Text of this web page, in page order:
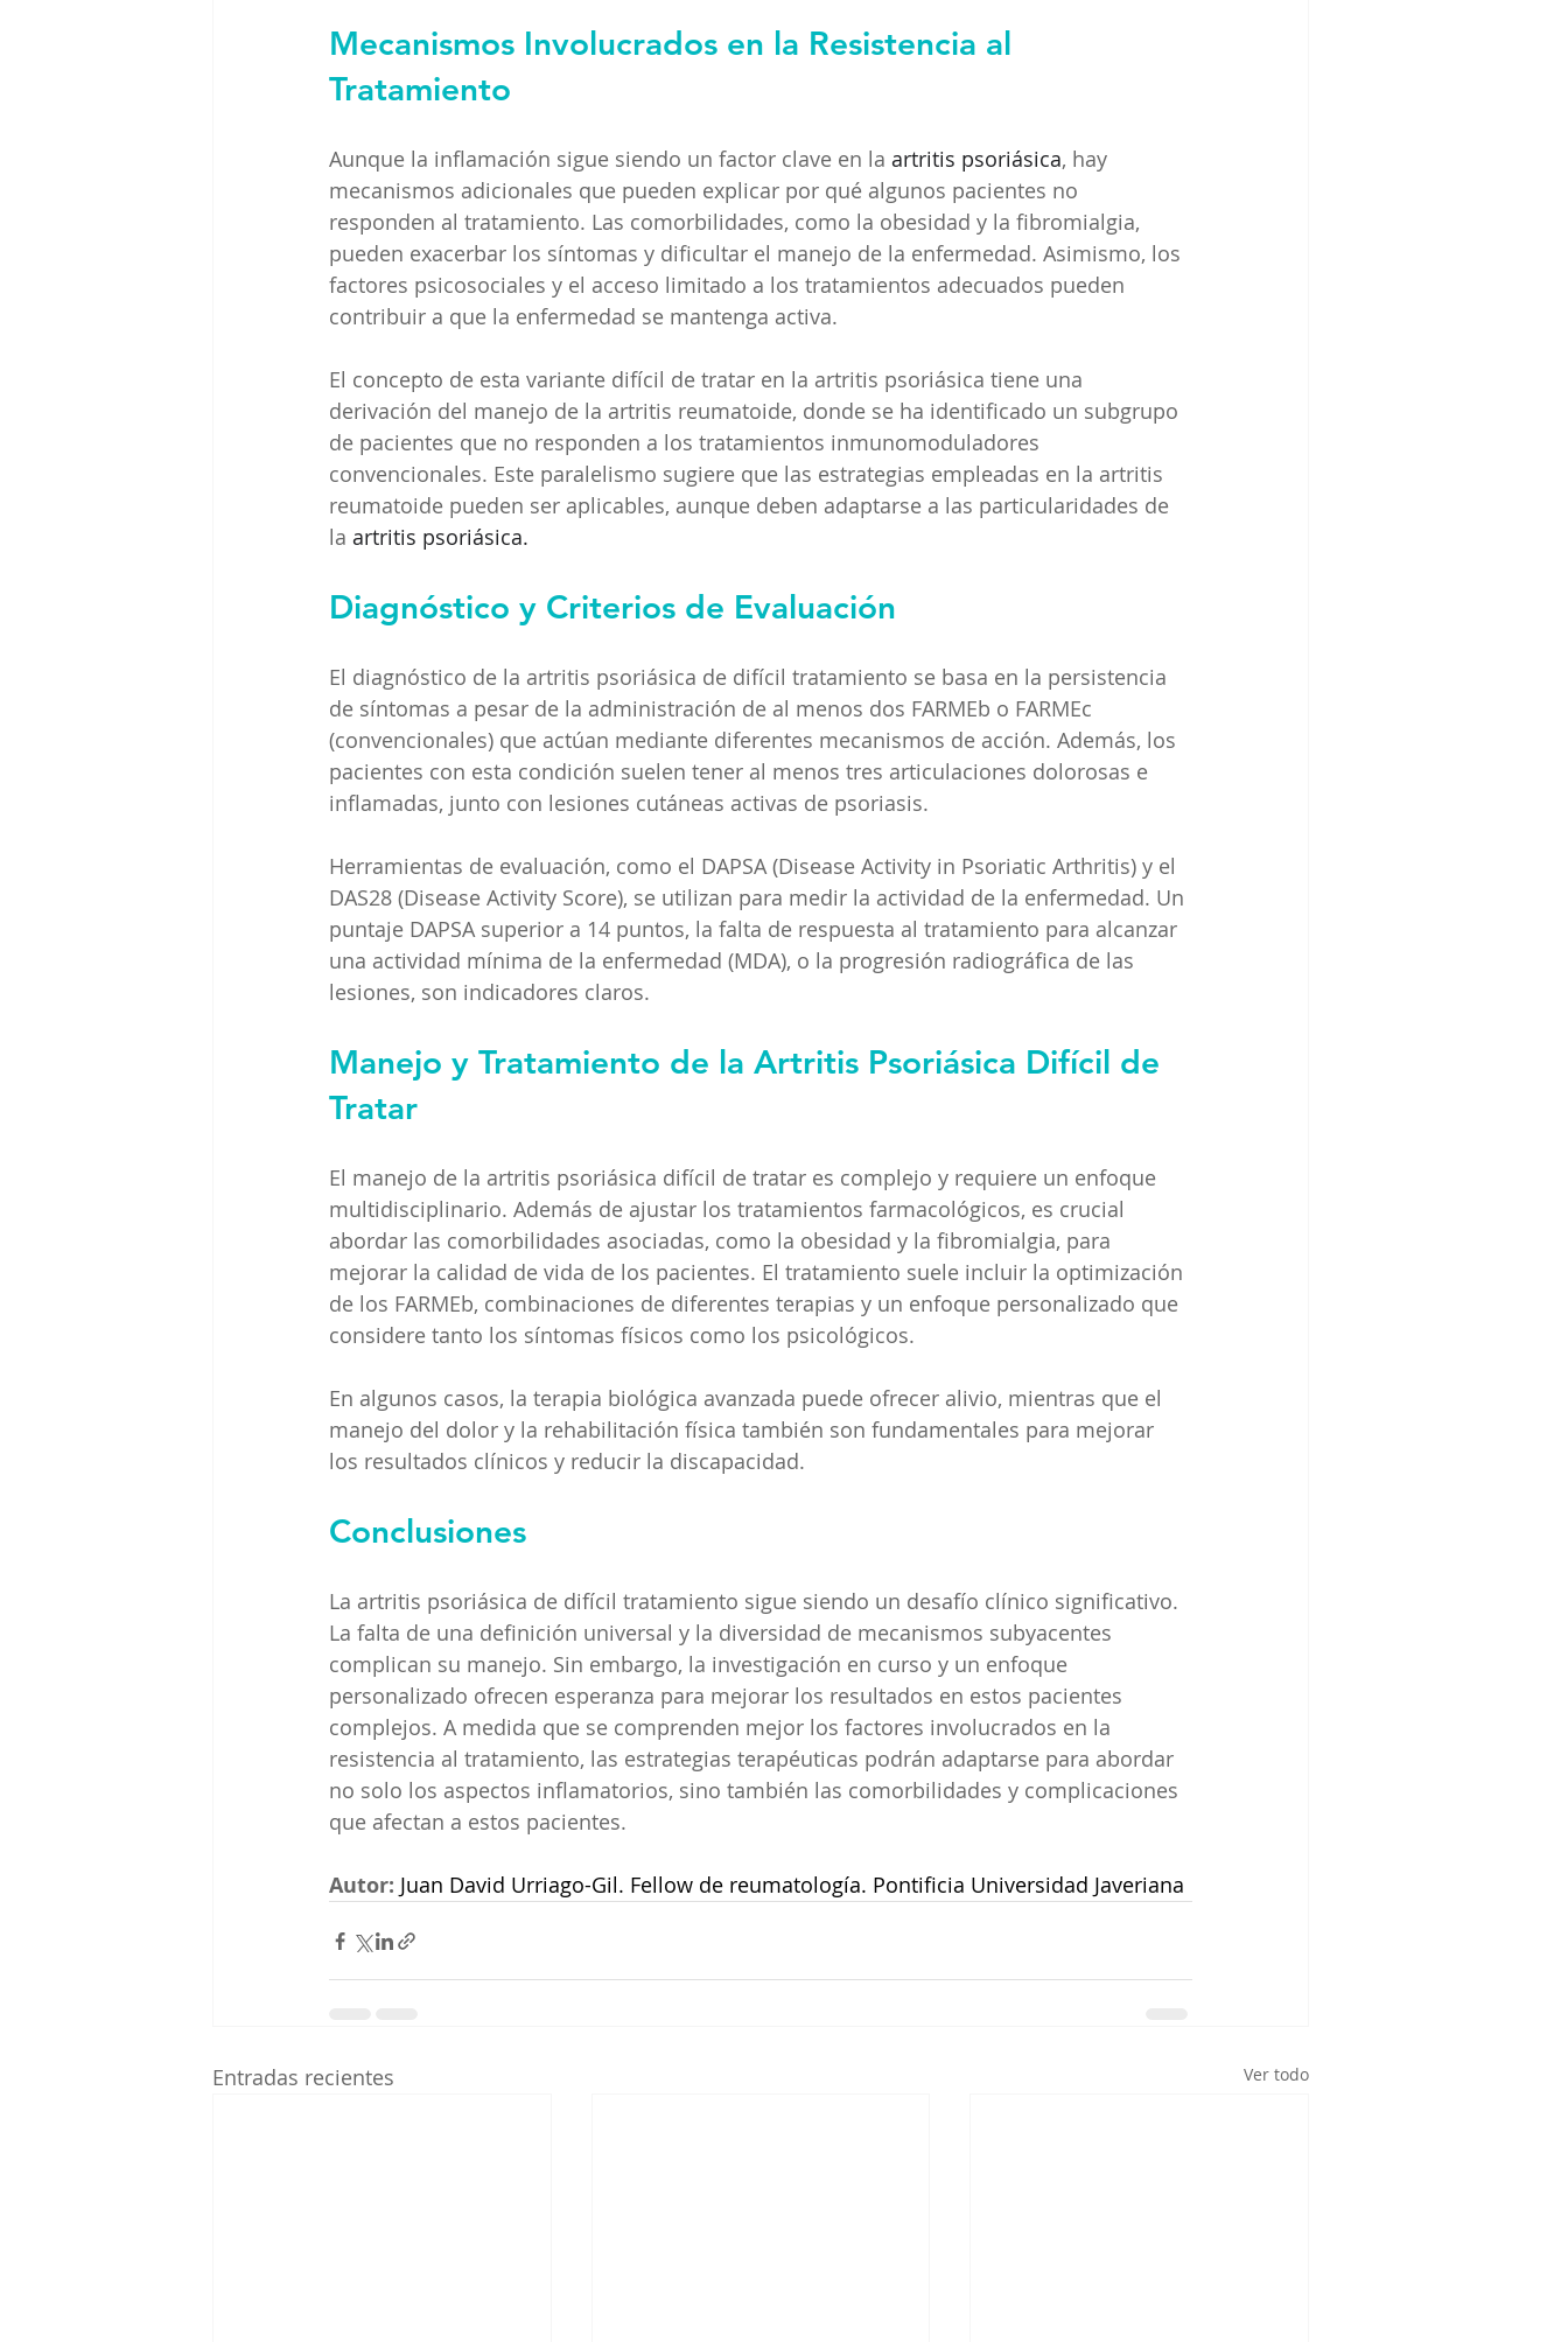
Mecanismos Involucrados en la Resistencia al
Tratamiento
Aunque la inflamación sigue siendo un factor clave en la artritis psoriásica, hay
mecanismos adicionales que pueden explicar por qué algunos pacientes no
responden al tratamiento. Las comorbilidades, como la obesidad y la fibromialgia,
pueden exacerbar los síntomas y dificultar el manejo de la enfermedad. Asimismo, los
factores psicosociales y el acceso limitado a los tratamientos adecuados pueden
contribuir a que la enfermedad se mantenga activa.
El concepto de esta variante difícil de tratar en la artritis psoriásica tiene una
derivación del manejo de la artritis reumatoide, donde se ha identificado un subgrupo
de pacientes que no responden a los tratamientos inmunomoduladores
convencionales. Este paralelismo sugiere que las estrategias empleadas en la artritis
reumatoide pueden ser aplicables, aunque deben adaptarse a las particularidades de
la artritis psoriásica.
Diagnóstico y Criterios de Evaluación
El diagnóstico de la artritis psoriásica de difícil tratamiento se basa en la persistencia
de síntomas a pesar de la administración de al menos dos FARMEb o FARMEc
(convencionales) que actúan mediante diferentes mecanismos de acción. Además, los
pacientes con esta condición suelen tener al menos tres articulaciones dolorosas e
inflamadas, junto con lesiones cutáneas activas de psoriasis​.
Herramientas de evaluación, como el DAPSA (Disease Activity in Psoriatic Arthritis) y el
DAS28 (Disease Activity Score), se utilizan para medir la actividad de la enfermedad. Un
puntaje DAPSA superior a 14 puntos, la falta de respuesta al tratamiento para alcanzar
una actividad mínima de la enfermedad (MDA), o la progresión radiográfica de las
lesiones, son indicadores claros​.
Manejo y Tratamiento de la Artritis Psoriásica Difícil de
Tratar
El manejo de la artritis psoriásica difícil de tratar es complejo y requiere un enfoque
multidisciplinario. Además de ajustar los tratamientos farmacológicos, es crucial
abordar las comorbilidades asociadas, como la obesidad y la fibromialgia, para
mejorar la calidad de vida de los pacientes. El tratamiento suele incluir la optimización
de los FARMEb, combinaciones de diferentes terapias y un enfoque personalizado que
considere tanto los síntomas físicos como los psicológicos.
En algunos casos, la terapia biológica avanzada puede ofrecer alivio, mientras que el
manejo del dolor y la rehabilitación física también son fundamentales para mejorar
los resultados clínicos y reducir la discapacidad.
Conclusiones
La artritis psoriásica de difícil tratamiento sigue siendo un desafío clínico significativo.
La falta de una definición universal y la diversidad de mecanismos subyacentes
complican su manejo. Sin embargo, la investigación en curso y un enfoque
personalizado ofrecen esperanza para mejorar los resultados en estos pacientes
complejos. A medida que se comprenden mejor los factores involucrados en la
resistencia al tratamiento, las estrategias terapéuticas podrán adaptarse para abordar
no solo los aspectos inflamatorios, sino también las comorbilidades y complicaciones
que afectan a estos pacientes.
Autor: Juan David Urriago-Gil. Fellow de reumatología. Pontificia Universidad Javeriana
Entradas recientes Ver todo